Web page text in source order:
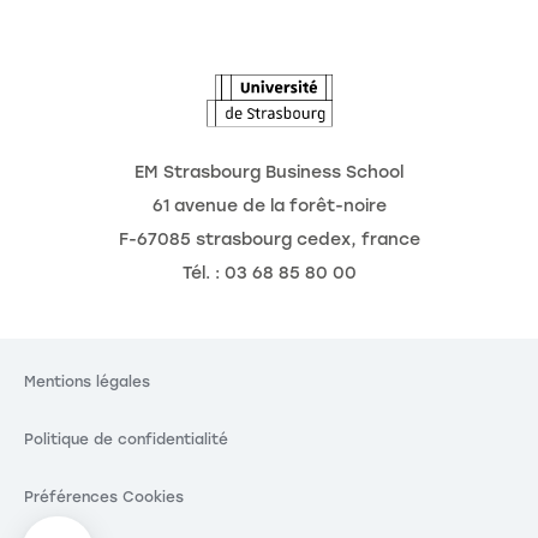
EM Strasbourg Business School
61 avenue de la forêt-noire
F-67085 strasbourg cedex, france
Tél. : 03 68 85 80 00
Mentions légales
Politique de confidentialité
Préférences Cookies